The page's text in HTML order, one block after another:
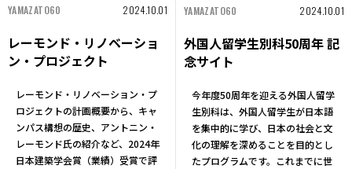
YAMAZATO60 2024.10.01
レーモンド・リノベーショ
ン・プロジェクト
レーモンド・リノベーション・プ
ロジェクトの計画概要から、キャ
ンパス構想の歴史、アントニン・
レーモンド氏の紹介など、2024年
日本建築学会賞（業績）受賞で評
YAMAZATO60 2024.10.01
外国人留学生別科50周年 記
念サイト
今年度50周年を迎える外国人留学
生別科は、外国人留学生が日本語
を集中的に学び、日本の社会と文
化の理解を深めることを目的とし
たプログラムです。これまでに世